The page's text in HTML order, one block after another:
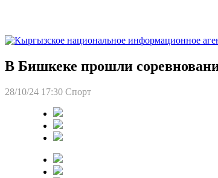
В Бишкеке прошли
28/10/24 17:30 Спорт